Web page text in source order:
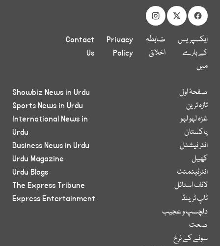
ایکسپریس
کے بارے
میں
ضابطہ
اخلاق
Privacy
Policy
Contact
Us
صفحۂ اول
تازہ ترین
غزہ لہو لہو
پاکستان
انٹر نیشنل
کھیل
انٹرٹینمنٹ
لائف اسٹائل
ٹاپ ٹرینڈ
دلچسپ و عجیب
صحت
سونے کے نرخ
Showbiz News in Urdu
Sports News in Urdu
International News in
Urdu
Business News in Urdu
Urdu Magazine
Urdu Blogs
The Express Tribune
Express Entertainment